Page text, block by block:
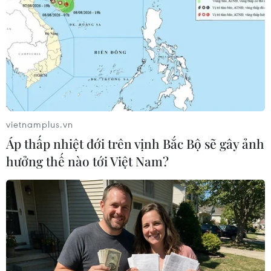
Thái Lan: Xả súng gây
thương vong tại trường
học ở Nonthaburi
Nghệ nhân Đặng Văn Hậu
thổi sức sống mới cho
nghệ thuật tò he truyền
thống
Sập công trình tại Cuba
khiến 2 người tử vong
07/08/2026 01:48
Syria: Nổ xe buýt gần thủ
đô Damascus khiến 2
người chết và 13 người bị
vietnamplus.vn
Áp thấp nhiệt đới trên vịnh Bắc Bộ sẽ gây ảnh
hưởng thế nào tới Việt Nam?